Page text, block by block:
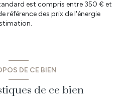
sur les communes de: Legé,
Saint Etienne du Bois, Les Lucs sur
Palluau mais aussi sur le
est compris entre 350 € et
référence des prix de l'énergie
DE CE BIEN
de ce bien